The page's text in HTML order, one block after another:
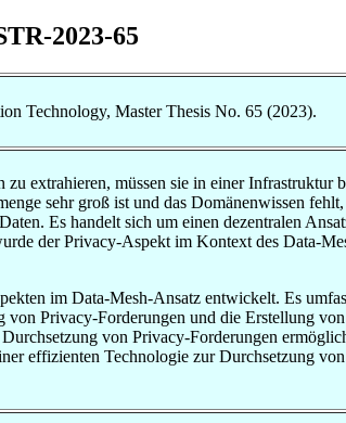
2023-65
Technology, Master Thesis No. 65 (2023).
extrahieren, müssen sie in einer Infrastruktur
sehr groß ist und das Domänenwissen
Es handelt sich um einen dezentralen
der Privacy-Aspekt im Kontext des Data-
im Data-Mesh-Ansatz entwickelt. Es
Privacy-Forderungen und die Erstellung
von Privacy-Forderungen
effizienten Technologie zur Durchsetzung